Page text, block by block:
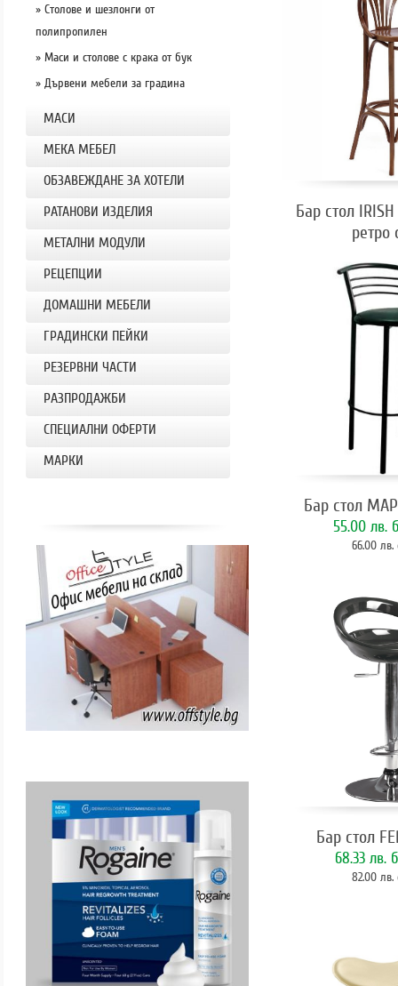
» Столове и шезлонги от
полипропилен
» Маси и столове с крака от бук
» Дървени мебели за градина
МАСИ
МЕКА МЕБЕЛ
ОБЗАВЕЖДАНЕ ЗА ХОТЕЛИ
РАТАНОВИ ИЗДЕЛИЯ
МЕТАЛНИ МОДУЛИ
РЕЦЕПЦИИ
ДОМАШНИ МЕБЕЛИ
ГРАДИНСКИ ПЕЙКИ
РЕЗЕРВНИ ЧАСТИ
РАЗПРОДАЖБИ
СПЕЦИАЛНИ ОФЕРТИ
МАРКИ
Бар стол
ретро
Бар стол
55.00 лв.
66.00 лв.
Бар стол
68.33 лв.
82.00 лв.